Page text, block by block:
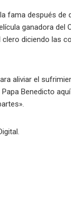
fama después
ganadora del
diciendo las
aliviar el
Benedicto